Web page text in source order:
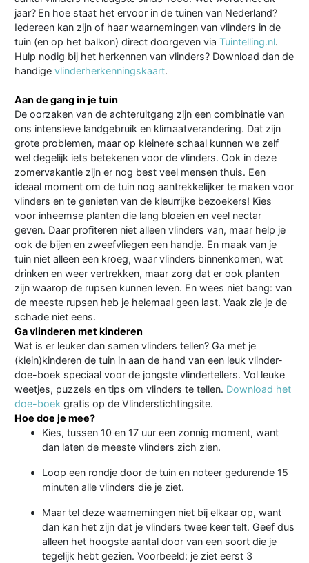
jaar? En hoe staat het ervoor in de tuinen van Nederland?
Iedereen kan zijn of haar waarnemingen van vlinders in de
tuin (en op het balkon) direct doorgeven via Tuintelling.nl.
Hulp nodig bij het herkennen van vlinders? Download dan de
handige vlinderherkenningskaart.
Aan de gang in je tuin
De oorzaken van de achteruitgang zijn een combinatie van
ons intensieve landgebruik en klimaatverandering. Dat zijn
grote problemen, maar op kleinere schaal kunnen we zelf
wel degelijk iets betekenen voor de vlinders. Ook in deze
zomervakantie zijn er nog best veel mensen thuis. Een
ideaal moment om de tuin nog aantrekkelijker te maken voor
vlinders en te genieten van de kleurrijke bezoekers! Kies
voor inheemse planten die lang bloeien en veel nectar
geven. Daar profiteren niet alleen vlinders van, maar help je
ook de bijen en zweefvliegen een handje. En maak van je
tuin niet alleen een kroeg, waar vlinders binnenkomen, wat
drinken en weer vertrekken, maar zorg dat er ook planten
zijn waarop de rupsen kunnen leven. En wees niet bang: van
de meeste rupsen heb je helemaal geen last. Vaak zie je de
schade niet eens.
Ga vlinderen met kinderen
Wat is er leuker dan samen vlinders tellen? Ga met je
(klein)kinderen de tuin in aan de hand van een leuk vlinder-
doe-boek speciaal voor de jongste vlindertellers. Vol leuke
weetjes, puzzels en tips om vlinders te tellen. Download het
doe-boek gratis op de Vlinderstichtingsite.
Hoe doe je mee?
Kies, tussen 10 en 17 uur een zonnig moment, want
dan laten de meeste vlinders zich zien.
Loop een rondje door de tuin en noteer gedurende 15
minuten alle vlinders die je ziet.
Maar tel deze waarnemingen niet bij elkaar op, want
dan kan het zijn dat je vlinders twee keer telt. Geef dus
alleen het hoogste aantal door van een soort die je
tegelijk hebt gezien. Voorbeeld: je ziet eerst 3